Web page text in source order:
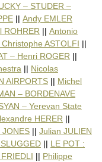
& Yvan (…)
: "Fables"
& Le Miroir
Quintet
: "Verlaine (…)
– Yerevan (…)
: "Homes"
: " Audiometry
Eberhard WEBER : (…)
feat. Emilie (…)
: "Terre II"
: "The Big (…)
& SLUGGED
– PFAMMATTER –
: "My French
– PRAMUK – (…)
– STUDER –
|| Andy EMLER
ROHRER || Antonio
ASTOLFI ||
– Henri ROGER ||
|| Nicolas
AIRPORTS || Michel
– BORDENAVE
– Yerevan State
HERER ||
JONES || Julian JULIEN
|| LE POT :
|| Philippe